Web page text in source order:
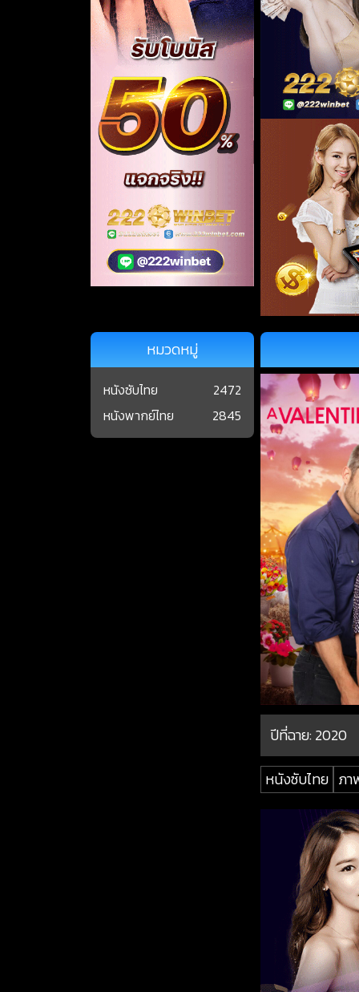
ปีที่ฉาย:2020
หนังซับไทย ภ
หมวดหมู่
หนังซับไทย
2472
หนังพากย์ไทย
2845